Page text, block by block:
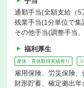
通勤手当(全額支給（5
残業手当(1分単位で集
その他手当(調整手当
福利厚生
産休・育休取得実績有り
雇用保険、労災保険
財形貯蓄、確定拠出